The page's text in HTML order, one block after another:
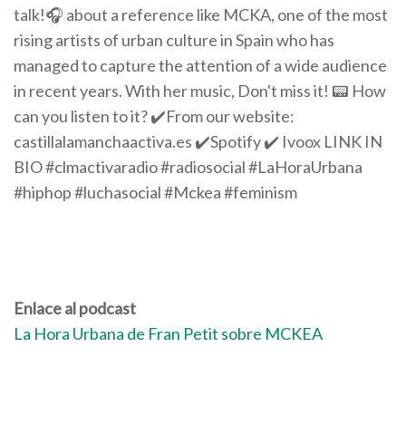
talk!🎧 about a reference like MCKA, one of the most
rising artists of urban culture in Spain who has
managed to capture the attention of a wide audience
in recent years. With her music, Don't miss it! 📟 How
can you listen to it? ✔️From our website:
castillalamanchaactiva.es ✔️Spotify ✔️ Ivoox LINK IN
BIO #clmactivaradio #radiosocial #LaHoraUrbana
#hiphop #luchasocial #Mckea #feminism
Enlace al podcast
La Hora Urbana de Fran Petit sobre MCKEA